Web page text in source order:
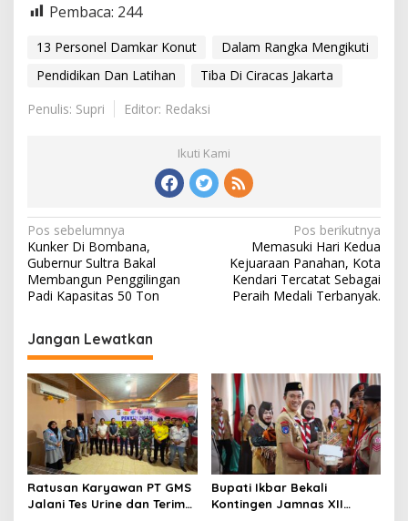
Pembaca: 244
13 Personel Damkar Konut
Dalam Rangka Mengikuti
Pendidikan Dan Latihan
Tiba Di Ciracas Jakarta
Penulis: Supri
Editor: Redaksi
Ikuti Kami
Navigasi
pos
Pos sebelumnya
Kunker Di Bombana,
Gubernur Sultra Bakal
Membangun Penggilingan
Padi Kapasitas 50 Ton
Pos berikutnya
Memasuki Hari Kedua
Kejuaraan Panahan, Kota
Kendari Tercatat Sebagai
Peraih Medali Terbanyak.
Jangan Lewatkan
Ratusan Karyawan PT GMS
Jalani Tes Urine dan Terima
Bupati Ikbar Bekali
Kontingen Jamnas XII